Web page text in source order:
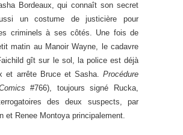
Bordeaux, qui connaît son secret
un costume de justicière pour
criminels à ses côtés. Une fois de
matin au Manoir Wayne, le cadavre
gît sur le sol, la police est déjà
et arrête Bruce et Sasha. Procédure
#766), toujours signé Rucka,
des deux suspects, par
et Renee Montoya principalement.